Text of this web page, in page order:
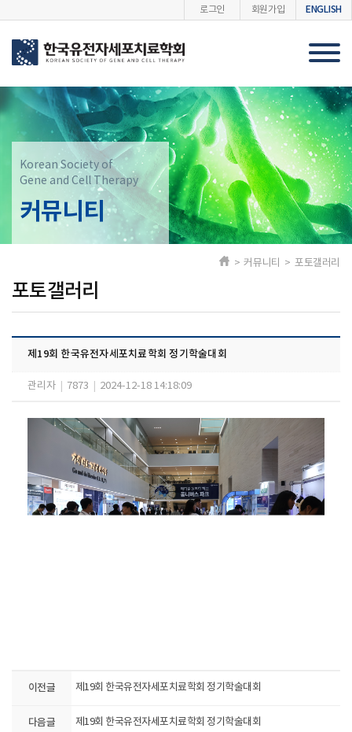
로그인 회원가입 ENGLISH
Korean Society of
Gene and Cell Therapy
커뮤니티
포토갤러리
> 커뮤니티 > 포토갤러리
제19회 한국유전자세포치료학회 정기학술대회
관리자 7873 2024-12-18 14:18:09
이전글 제19회 한국유전자세포치료학회 정기학술대회
다음글 제19회 한국유전자세포치료학회 정기학술대회